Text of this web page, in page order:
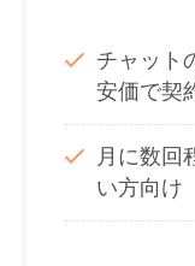
チャット
安価で契
月に数回
い方向け